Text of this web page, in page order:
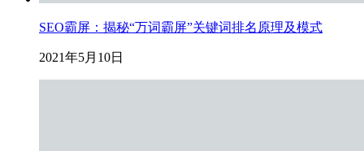
SEO霸屏：揭秘“万词霸屏”关键词排名原理及模式
2021年5月10日